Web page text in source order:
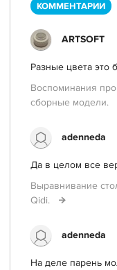
КОММЕНТАРИИ
ARTSOFT
Разные цвета это
Воспоминания
сборные модели.
adenneda
Да в целом все
Выравнивание
Qidi.
adenneda
На деле парень